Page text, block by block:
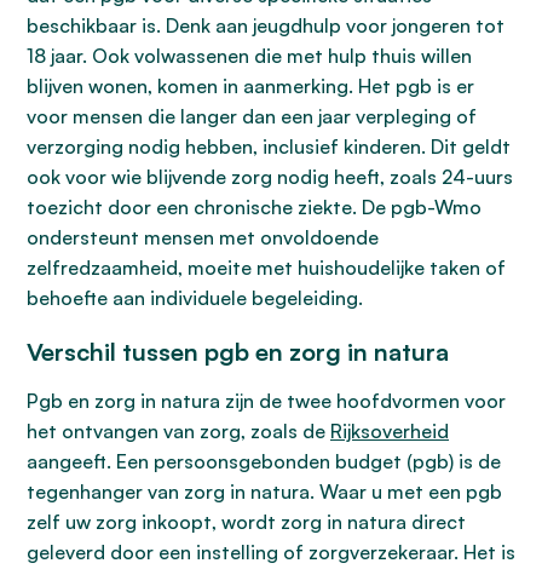
beschikbaar is. Denk aan jeugdhulp voor jongeren tot
18 jaar. Ook volwassenen die met hulp thuis willen
blijven wonen, komen in aanmerking. Het pgb is er
voor mensen die langer dan een jaar verpleging of
verzorging nodig hebben, inclusief kinderen. Dit geldt
ook voor wie blijvende zorg nodig heeft, zoals 24-uurs
toezicht door een chronische ziekte. De pgb-Wmo
ondersteunt mensen met onvoldoende
zelfredzaamheid, moeite met huishoudelijke taken of
behoefte aan individuele begeleiding.
Verschil tussen pgb en zorg in natura
Pgb en zorg in natura zijn de twee hoofdvormen voor
het ontvangen van zorg, zoals de Rijksoverheid
aangeeft. Een persoonsgebonden budget (pgb) is de
tegenhanger van zorg in natura. Waar u met een pgb
zelf uw zorg inkoopt, wordt zorg in natura direct
geleverd door een instelling of zorgverzekeraar. Het is